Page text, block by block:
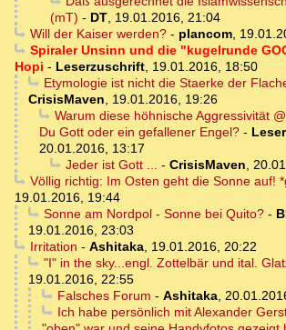
(mT) - DT 19.01.2016, 21:04
Will der Kaiser werden?- plancom,
Spiraler Unsinn und die "kugelrunde
Hopi - Leserzuschrift 19.01.2016, 18:50
Etymologie ist nicht die Staerke der
CrisisMaven
19.01.2016, 19:26
Warum diese höhnische Aggressivität
Du Gott oder ein gefallener Engel? -
20.01.2016, 13:17
Jeder ist Gott ...
- CrisisMaven
Völlig richtig: Im Osten geht die Sonne auf!
19.01.2016, 19:44
Sonne am Nordpol - Sonne bei Quito?-
19.01.2016, 23:03
Irritation - Ashitaka, 19.01.2016, 20:22
"I" in the sky...engl. Zottelbär und ital.
19.01.2016, 22:55
Falsches Forum - Ashitaka,
Ich habe persönlich mit Alexander